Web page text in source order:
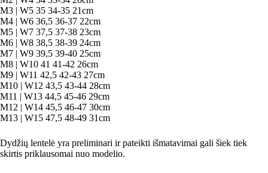
M3 | W5 35 34-35 21cm
M4 | W6 36,5 36-37 22cm
M5 | W7 37,5 37-38 23cm
M6 | W8 38,5 38-39 24cm
M7 | W9 39,5 39-40 25cm
M8 | W10 41 41-42 26cm
M9 | W11 42,5 42-43 27cm
M10 | W12 43,5 43-44 28cm
M11 | W13 44,5 45-46 29cm
M12 | W14 45,5 46-47 30cm
M13 | W15 47,5 48-49 31cm
Dydžių lentelė yra preliminari ir pateikti išmatavimai gali šiek tiek
skirtis priklausomai nuo modelio.